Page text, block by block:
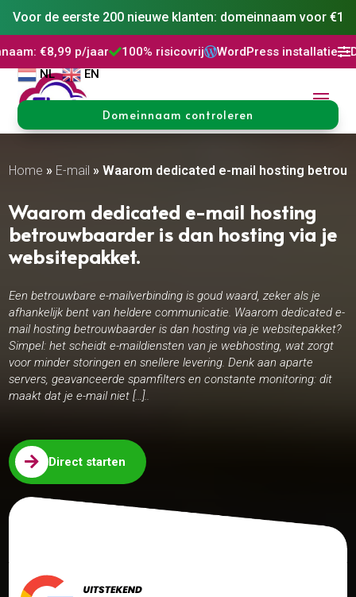
Voor de eerste 200 nieuwe klanten: domeinnaam voor €1
jaar 100% risicovrijWordPress installatieDNS Beheer
NL
EN
Domeinnaam controleren
Home » E-mail »Waarom dedicated e-mail hosting
Waarom dedicated e-mail hosting
betrouwbaarder is dan hosting via je
websitepakket.​
Een betrouwbare e-mailverbinding is goud waard, zeker als je
afhankelijk bent van heldere communicatie. Waarom dedicated e-
mail hosting betrouwbaarder is dan hosting via je websitepakket?
Simpel: het scheidt e-maildiensten van je webhosting, wat zorgt
voor minder storingen en snellere levering. Denk aan aparte
servers, geavanceerde spamfilters en constante monitoring: dit
maakt dat je e-mail niet […]..
 Direct starten